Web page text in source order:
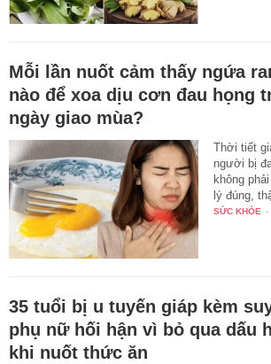
Mỗi lần nuốt cảm thấy ngứa
nào để xoa dịu cơn đau họng
ngày giao mùa?
Thời tiết
người bị
không
lý đúng,
SỨC KHỎE -
35 tuổi bị u tuyến giáp kèm
phụ nữ hối hận vì bỏ qua dấu
khi nuốt thức ăn